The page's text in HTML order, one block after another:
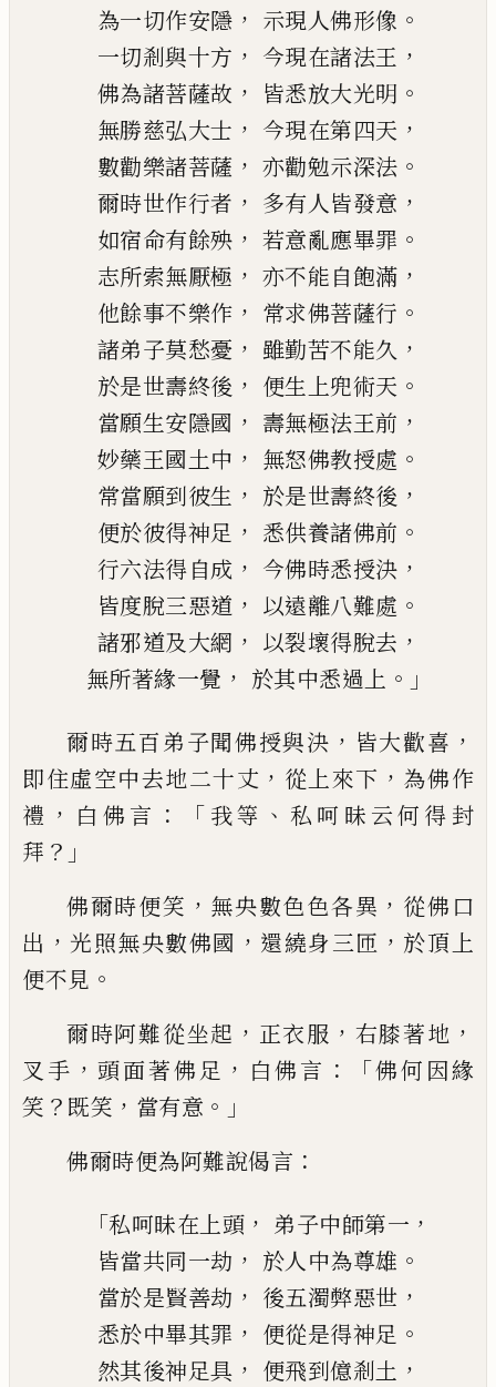
為一切作安隱 ， 示現人佛形像 。
一切剎與十方 ， 今現在諸法王 ，
佛為諸菩薩故 ， 皆悉放大光明 。
無勝慈弘大士 ， 今現在第四天 ，
數勸樂諸菩薩 ， 亦勸勉示深法 。
爾時世作行者 ， 多有人皆發意 ，
如宿命有餘殃 ， 若意亂應畢罪 。
志所索無厭極 ， 亦不能自飽滿 ，
他餘事不樂作 ， 常求佛菩薩行 。
諸弟子莫愁憂 ， 雖勤苦不能久 ，
於是世壽終後 ， 便生上兜術天 。
當願生安隱國 ， 壽無極法王前 ，
妙藥王國土中 ， 無怒佛教授處 。
常當願到彼生 ， 於是世壽終後 ，
便於彼得神足 ， 悉供養諸佛前 。
行六法得自成 ， 今佛時悉授決 ，
皆度脫三惡道 ， 以遠離八難處 。
諸邪道及大網 ， 以裂壞得脫去 ，
無所著緣一覺 ， 於其中悉過上 。」
爾時五百弟子聞佛授與決 ， 皆大歡喜 ，
即住虛空中去地二十丈 ， 從上來下 ， 為佛作
禮 ， 白佛言 ：「 我等 、 私呵昧云何得封
拜 ？」
佛爾時便笑 ， 無央數色色各異 ， 從佛口
出 ， 光照無央數佛國 ， 還繞身三匝 ， 於頂上
便不見 。
爾時阿難從坐起 ， 正衣服 ， 右膝著地 ，
叉手 ，頭面著佛足 ， 白佛言 ：「佛何因緣
笑 ？ 既笑 ， 當有意 。」
佛爾時便為阿難說偈言 ：
「私呵昧在上頭 ， 弟子中師第一 ，
皆當共同一劫 ， 於人中為尊雄 。
當於是賢善劫 ， 後五濁弊惡世 ，
悉於中畢其罪 ， 便從是得神足 。
然其後神足具 ， 便飛到億剎土 ，